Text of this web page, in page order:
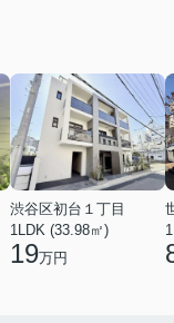
渋谷区初台１丁目
1LDK (33.98㎡)
19万円